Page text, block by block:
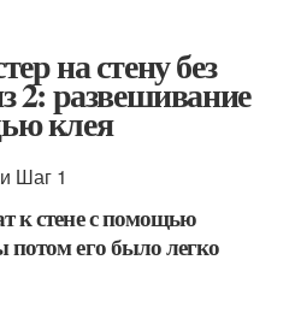
на стену без
2: развешивание
клея
Шаг 1
к стене с помощью
его было легко